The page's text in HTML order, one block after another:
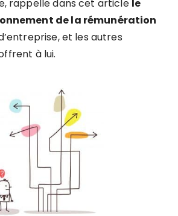
rappelle dans cet article le
de la rémunération
et les autres
à lui.